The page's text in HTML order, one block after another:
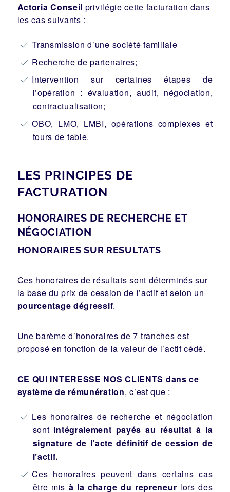
Actoria Conseil privilégie cette facturation dans
les cas suivants :
Transmission d’une société familiale
Recherche de partenaires;
Intervention sur certaines étapes de
l’opération : évaluation, audit, négociation,
contractualisation;
OBO, LMO, LMBI, opérations complexes et
tours de table.
LES PRINCIPES DE
FACTURATION
HONORAIRES DE RECHERCHE ET
NÉGOCIATION
HONORAIRES SUR RESULTATS
Ces honoraires de résultats sont déterminés sur
la base du prix de cession de l’actif et selon un
pourcentage dégressif.
Une barème d’honoraires de 7 tranches est
proposé en fonction de la valeur de l’actif cédé.
CE QUI INTERESSE NOS CLIENTS dans ce
système de rémunération, c’est que :
Les honoraires de recherche et négociation
sont intégralement payés au résultat à la
signature de l’acte définitif de cession de
l’actif.
Ces honoraires peuvent dans certains cas
être mis à la charge du repreneur lors des